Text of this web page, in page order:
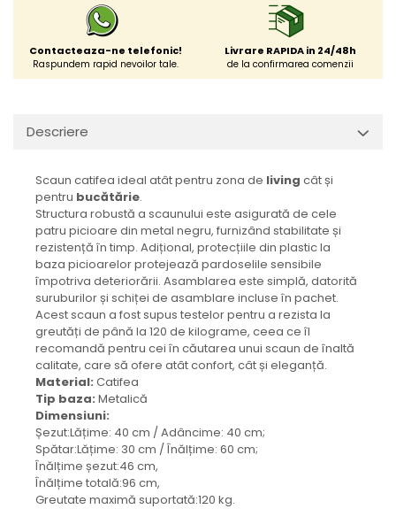
Contacteaza-ne telefonic!
Raspundem rapid nevoilor tale.
Livrare RAPIDA in 24/48h
de la confirmarea comenzii
Descriere
Scaun catifea ideal atât pentru zona de living cât și
pentru bucătărie.
Structura robustă a scaunului este asigurată de cele
patru picioare din metal negru, furnizând stabilitate și
rezistență în timp. Adițional, protecțiile din plastic la
baza picioarelor protejează pardoselile sensibile
împotriva deteriorării. Asamblarea este simplă, datorită
suruburilor și schiței de asamblare incluse în pachet.
Acest scaun a fost supus testelor pentru a rezista la
greutăți de până la 120 de kilograme, ceea ce îl
recomandă pentru cei în căutarea unui scaun de înaltă
calitate, care să ofere atât confort, cât și eleganță.
Material: Catifea
Tip baza: Metalică
Dimensiuni:
Șezut:Lățime: 40 cm / Adâncime: 40 cm;
Spătar:Lățime: 30 cm / Înălțime: 60 cm;
Înălțime șezut:46 cm,
Înălțime totală:96 cm,
Greutate maximă suportată:120 kg.